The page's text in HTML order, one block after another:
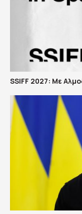
SSIFF 2027: Με